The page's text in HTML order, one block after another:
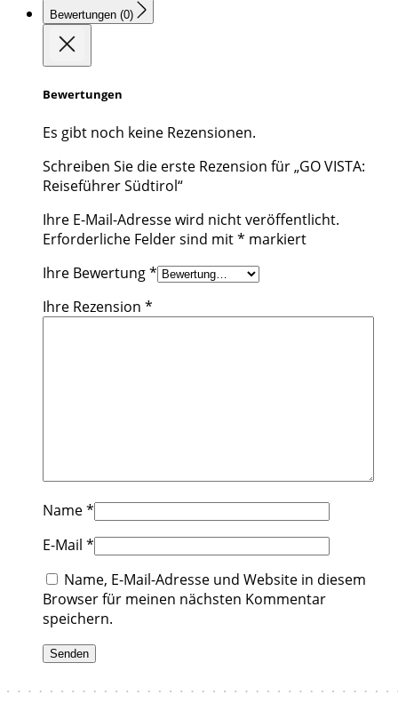
Bewertungen (0)
Bewertungen
Es gibt noch keine Rezensionen.
Schreiben Sie die erste Rezension für „GO VISTA:
Reiseführer Südtirol“
Ihre E-Mail-Adresse wird nicht veröffentlicht.
Erforderliche Felder sind mit* markiert
Ihre Bewertung*
Ihre Rezension *
Name*
E-Mail *
Name, E-Mail-Adresse und Website in diesem
Browser für meinen nächsten Kommentar
speichern.